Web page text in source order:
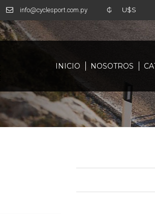
info@cyclesport.com.py ₲ U$S
INICIO NOSOTROS